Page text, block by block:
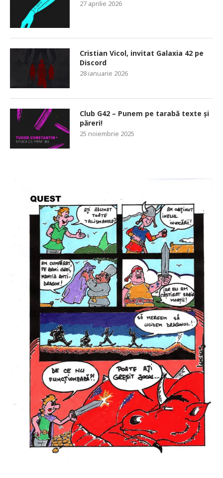
27 aprilie 2026
Cristian Vicol, invitat Galaxia 42 pe
Discord
28 ianuarie 2026
Club G42 – Punem pe tarabă texte și
păreri!
25 noiembrie 2025